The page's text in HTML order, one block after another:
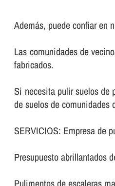
Además, puede confiar en
Las comunidades de
fabricados.
Si necesita pulir suelos de
de suelos de comunidades
SERVICIOS: Empresa de
Presupuesto abrillantados